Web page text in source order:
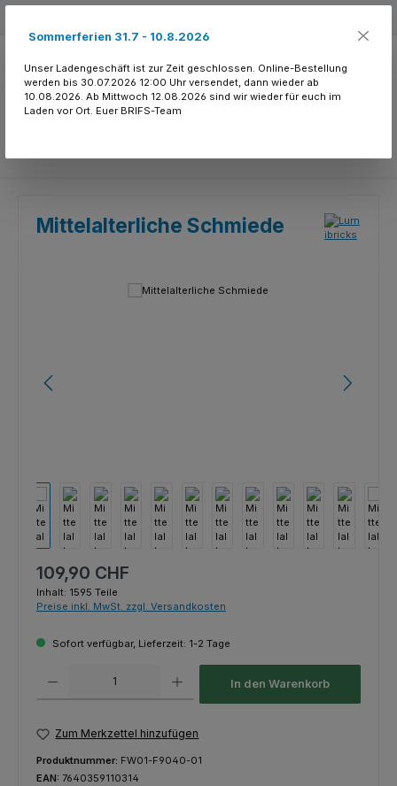
Mittelalterliche Schmiede
Bildergalerie überspringen
Regulärer Preis:
109,90 CHF
Inhalt: 1595 Teile
Preise inkl. MwSt. zzgl. Versandkosten
Sofort verfügbar, Lieferzeit: 1-2 Tage
In den Warenkorb
Zum Merkzettel hinzufügen
Produktnummer: FW01-F9040-01
EAN: 7640359110314
Sommerferien 31.7 - 10.8.2026
Unser Ladengeschäft ist zur Zeit geschlossen. Online-Bestellung
werden bis 30.07.2026 12:00 Uhr versendet, dann wieder ab
10.08.2026. Ab Mittwoch 12.08.2026 sind wir wieder für euch im
Laden vor Ort. Euer BRIFS-Team